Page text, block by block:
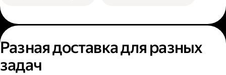
Разная доставка для разных
задач